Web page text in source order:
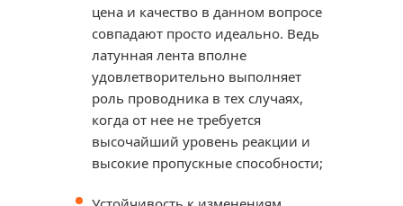
цена и качество в данном вопросе
совпадают просто идеально. Ведь
латунная лента вполне
удовлетворительно выполняет
роль проводника в тех случаях,
когда от нее не требуется
высочайший уровень реакции и
высокие пропускные способности;